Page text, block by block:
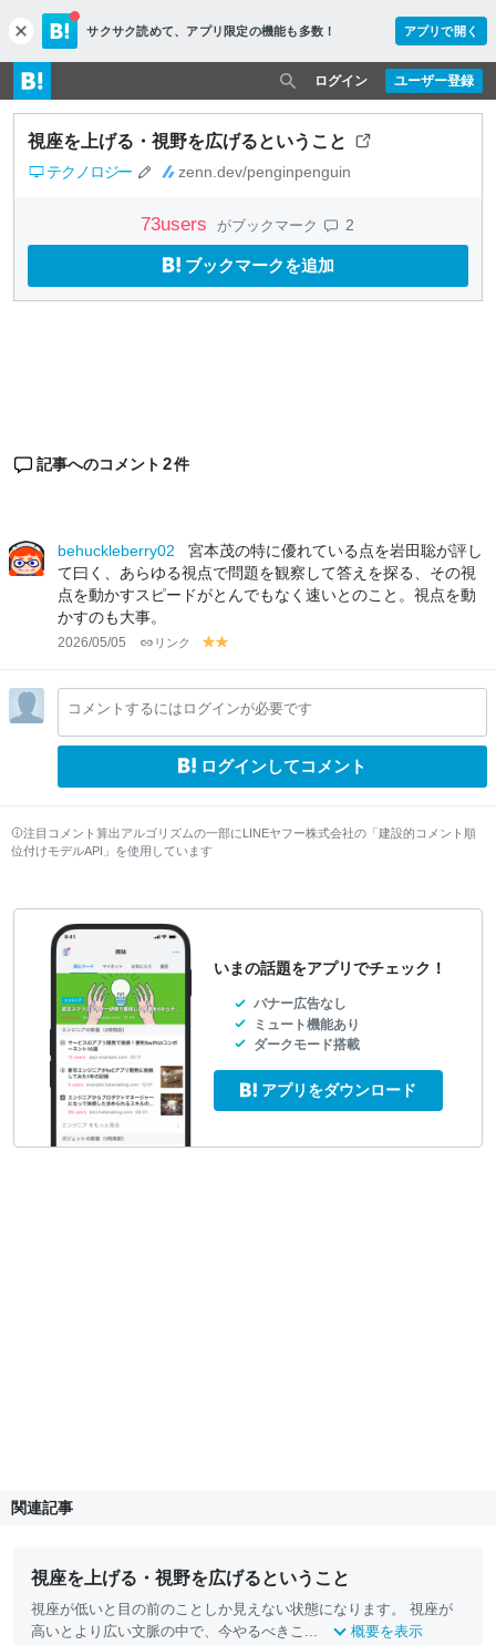
c
l
o
s
e
サクサク読めて、 アプリ限定の機能も多数！ アプリで開く
ユーザー登録
ログイン
視座を上げる・視野を広げるということ
テクノロジー zenn.dev/penginpenguin
73users がブックマーク 2
ブックマークを追加
記事へのコメント 2件
behuckleberry02
宮本茂の特に優れている点を岩田聡が評し
て曰く、あらゆる視点で問題を観察して答えを探る、その視
点を動かすスピードがとんでもなく速いとのこと。視点を動
かすのも大事。
2026/05/05 リンク
y
lo
w
lo
w
コメントするにはログインが必要です
ログインしてコメント
注目コメント算出アルゴリズムの一部にLINEヤフー株式会社の「建設的コメント順
位付けモデルAPI」を使用しています
いまの話題をアプリでチェック！
バナー広告なし
ミュート機能あり
ダークモード搭載
アプリをダウンロード
関連記事
視座を上げる・視野を広げるということ
視座が低いと目の前のことしか見えない状態になります。 視座が
高いとより広い文脈の中で、今やるべきこ...
概要を表示